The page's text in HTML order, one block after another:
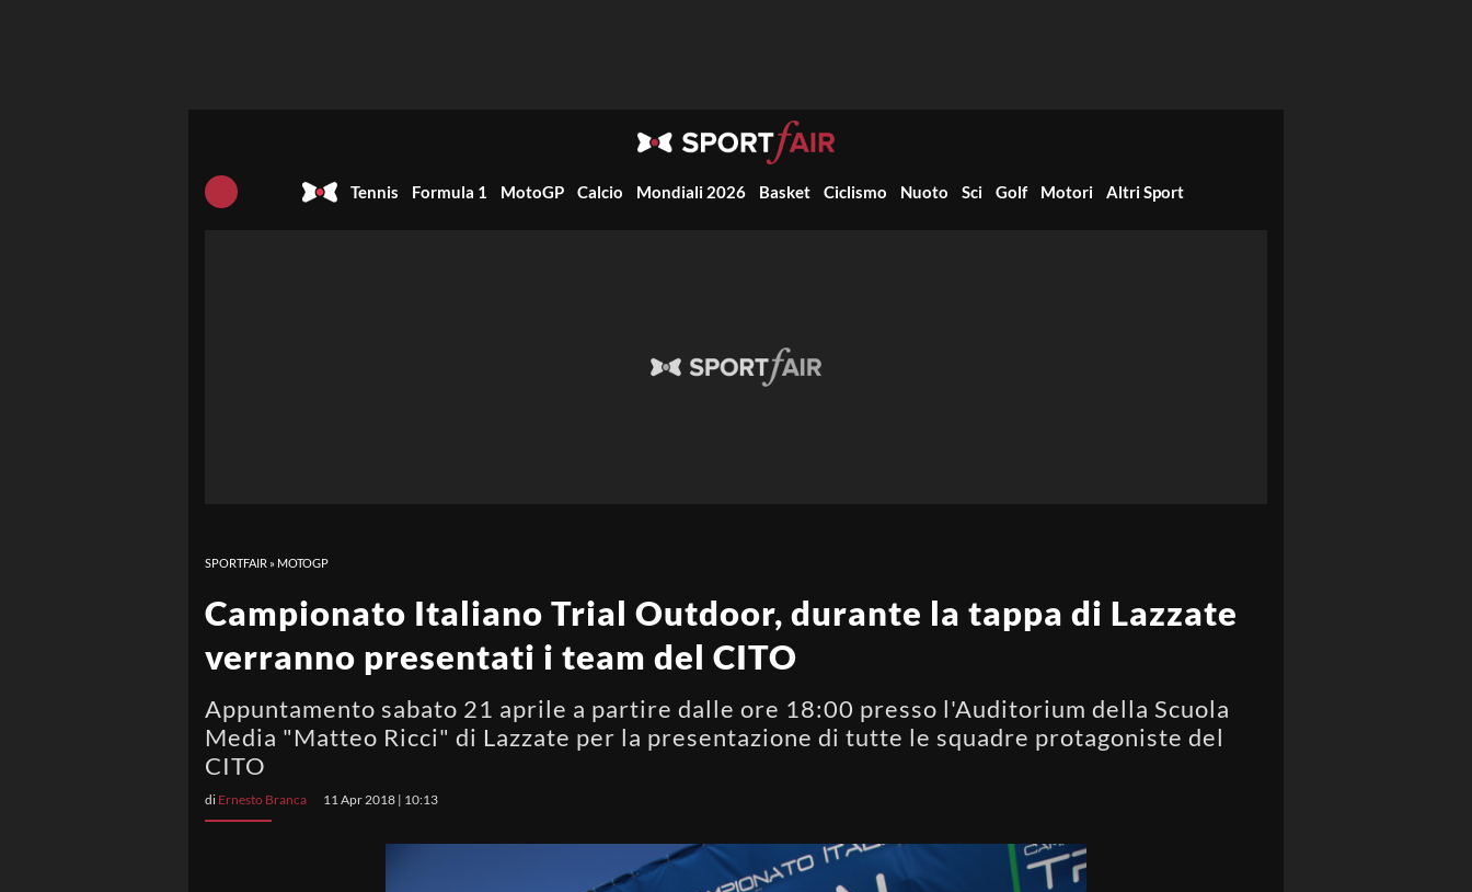
Tennis Formula 1 MotoGP Calcio Mondiali 2026 Basket Ciclismo Nuoto Sci Golf Motori Altri Sport
SPORTFAIR » MOTOGP
Campionato Italiano Trial Outdoor, durante la tappa di Lazzate
verranno presentati i team del CITO
Appuntamento sabato 21 aprile a partire dalle ore 18:00 presso l'Auditorium della Scuola
Media "Matteo Ricci" di Lazzate per la presentazione di tutte le squadre protagoniste del
CITO
di Ernesto Branca 11 Apr 2018 | 10:13